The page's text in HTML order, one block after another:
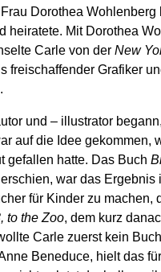
Dorothea
heiratete. Mit Dorothea
Carle von der New
freischaffender Grafiker
und – illustrator
auf die Idee
gefallen hatte. Das Buch
war das Ergebnis
für Kinder zu
to the Zoo, dem kurz
Carle zuerst kein
Beneduce, hielt das